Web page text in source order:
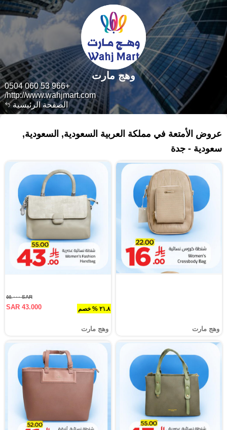
الصفحة الرئيسية
+966 53 060 0504
http://www.wahjmart.com/
وهج مارت
عروض الأمتعة في مملكة العربية السعودية, السعودية,
سعودية - جدة
وهج مارت
٢١.٨ % خصم
SAR ٥٥.٠٠٠
SAR 43.000
وهج مارت